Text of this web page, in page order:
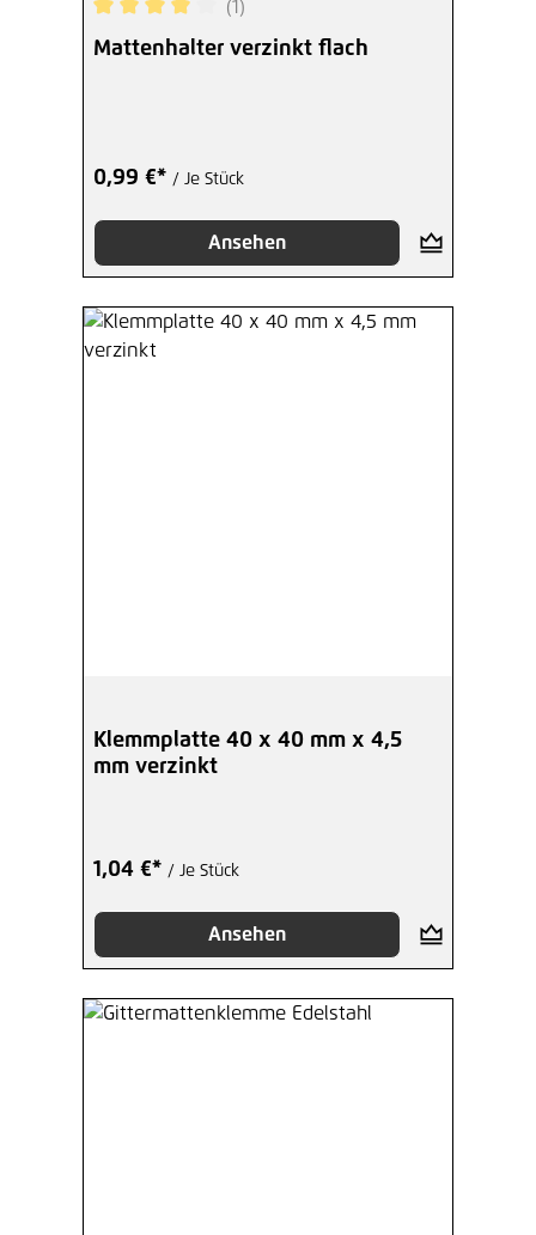
Durchschnittliche Bewertung von 4 von 5
(1)
Mattenhalter verzinkt flach
0,99 €* / Je Stück
Ansehen
Klemmplatte 40 x 40 mm x 4,5
mm verzinkt
1,04 €* / Je Stück
Ansehen